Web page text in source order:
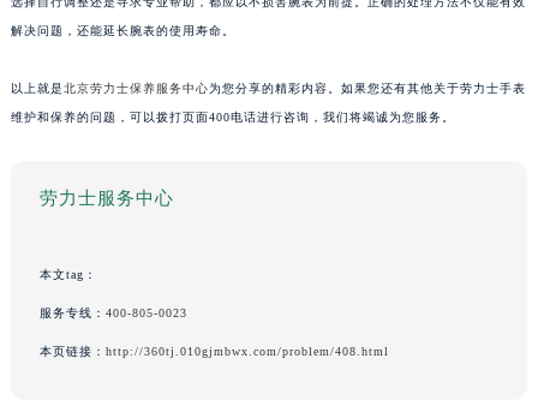
解决问题，还能延长腕表的使用寿命。
以上就是北京劳力士保养服务中心为您分享的精彩内容。如果您还有其他关于劳力士手表
维护和保养的问题，可以拨打页面400电话进行咨询，我们将竭诚为您服务。
劳力士服务中心
本文tag：
服务专线： 400-805-0023
本页链接： http://360tj.010gjmbwx.com/problem/408.html